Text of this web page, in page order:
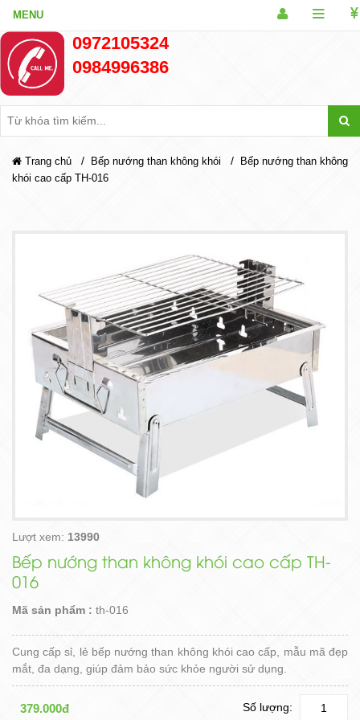
0972105324
0984996386
Trang chủ / Bếp nướng than không khói / Bếp nướng than không
khói cao cấp TH-016
Lượt xem: 13990
Bếp nướng than không khói cao cấp TH-
016
Mã sản phẩm : th-016
Cung cấp sỉ, lẻ bếp nướng than không khói cao cấp, mẫu mã đẹp
mắt, đa dạng, giúp đảm bảo sức khỏe người sử dụng.
379.000đ Số lượng: